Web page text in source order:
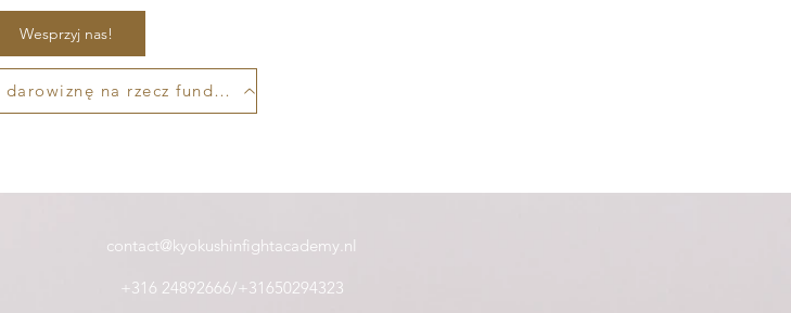
Wesprzyj nas!
Chcę przekazać darowiznę na rzecz fundacji!
contact@kyokushinfightacademy.nl
+316 24892666/+31650294323